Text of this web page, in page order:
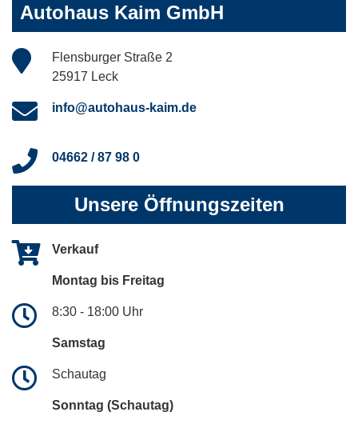
Autohaus Kaim GmbH
Flensburger Straße 2
25917 Leck
info@autohaus-kaim.de
04662 / 87 98 0
Unsere Öffnungszeiten
Verkauf
Montag bis Freitag
8:30 - 18:00 Uhr
Samstag
Schautag
Sonntag (Schautag)